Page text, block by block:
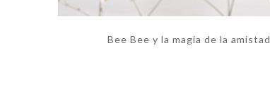
Bee Bee y la magia de la amistad